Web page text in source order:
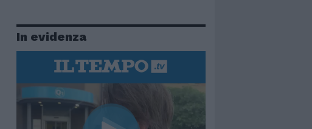
In evidenza